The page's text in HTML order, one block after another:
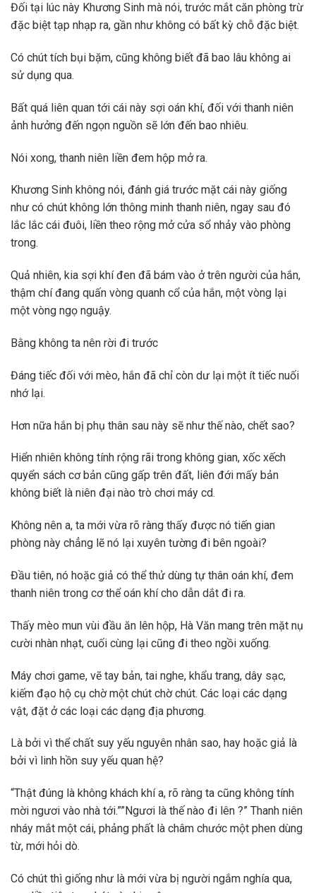
Đối tại lúc này Khương Sinh mà nói, trước mắt căn phòng trừ
đặc biệt tạp nhạp ra, gần như không có bất kỳ chỗ đặc biệt.
Có chút tích bụi bặm, cũng không biết đã bao lâu không ai
sử dụng qua.
Bất quá liên quan tới cái này sợi oán khí, đối với thanh niên
ảnh hưởng đến ngọn nguồn sẽ lớn đến bao nhiêu.
Nói xong, thanh niên liền đem hộp mở ra.
Khương Sinh không nói, đánh giá trước mặt cái này giống
như có chút không lớn thông minh thanh niên, ngay sau đó
lắc lắc cái đuôi, liền theo rộng mở cửa sổ nhảy vào phòng
trong.
Quả nhiên, kia sợi khí đen đã bám vào ở trên người của hắn,
thậm chí đang quấn vòng quanh cổ của hắn, một vòng lại
một vòng ngọ nguậy.
Bằng không ta nên rời đi trước
Đáng tiếc đối với mèo, hắn đã chỉ còn dư lại một ít tiếc nuối
nhớ lại.
Hơn nữa hắn bị phụ thân sau này sẽ như thế nào, chết sao?
Hiển nhiên không tính rộng rãi trong không gian, xốc xếch
quyển sách cơ bản cũng gấp trên đất, liên đới mấy bản
không biết là niên đại nào trò chơi máy cd.
Không nên a, ta mới vừa rõ ràng thấy được nó tiến gian
phòng này chẳng lẽ nó lại xuyên tường đi bên ngoài?
Đầu tiên, nó hoặc giả có thể thử dùng tự thân oán khí, đem
thanh niên trong cơ thể oán khí cho dẫn dắt đi ra.
Thấy mèo mun vùi đầu ăn lên hộp, Hà Văn mang trên mặt nụ
cười nhàn nhạt, cuối cùng lại cũng đi theo ngồi xuống.
Máy chơi game, vẽ tay bản, tai nghe, khẩu trang, dây sạc,
kiếm đạo hộ cụ chờ một chút chờ chút. Các loại các dạng
vật, đặt ở các loại các dạng địa phương.
Là bởi vì thể chất suy yếu nguyên nhân sao, hay hoặc giả là
bởi vì linh hồn suy yếu quan hệ?
“Thật đúng là không khách khí a, rõ ràng ta cũng không tính
mời ngươi vào nhà tới.””Ngươi là thế nào đi lên ?” Thanh niên
nháy mắt một cái, phảng phất là châm chước một phen dùng
từ, mới hỏi dò.
Có chút thì giống như là mới vừa bị người ngắm nghía qua,